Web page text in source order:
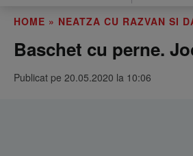
HOME » NEATZA CU RAZVAN SI
Baschet cu perne.
Publicat pe 20.05.2020 la 10:06